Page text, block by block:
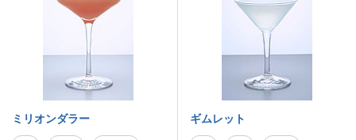
ミリオンダラー ギムレット